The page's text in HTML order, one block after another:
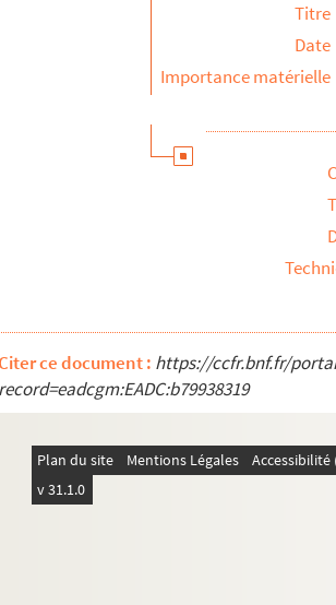
Titre
Date
Importance matérielle
ce document : https://ccfr.bnf.fr/
record=eadcgm:EADC:b79938319
Plan du site Mentions Légales
v 31.1.0